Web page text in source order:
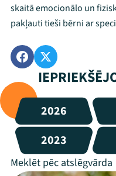
skaitā emocionālo un
pakļauti tieši bērni ar
2026
2023